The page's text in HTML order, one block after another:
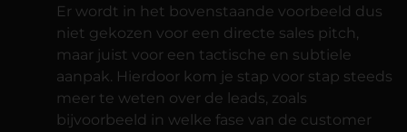
Er wordt in het bovenstaande voorbeeld dus
niet gekozen voor een directe sales pitch,
maar juist voor een tactische en subtiele
aanpak. Hierdoor kom je stap voor stap steeds
meer te weten over de leads, zoals
bijvoorbeeld in welke fase van de customer